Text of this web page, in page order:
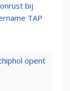
bij
TAP
opent